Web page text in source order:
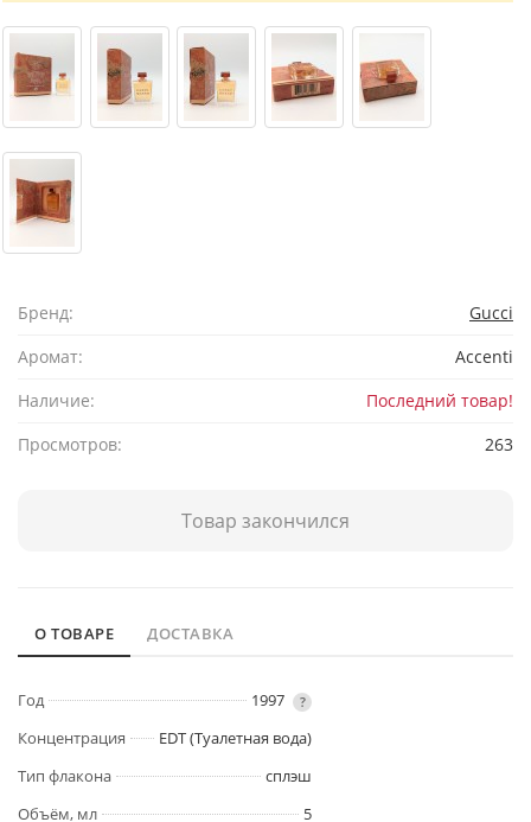
Бренд:
Gucci
Аромат:
Accenti
Наличие:
Последний товар!
Просмотров:
263
Товар закончился
О ТОВАРЕ ДОСТАВКА
Год 1997 ?
Концентрация
EDT (Туалетная вода)
Тип флакона
сплэш
Объём, мл
5